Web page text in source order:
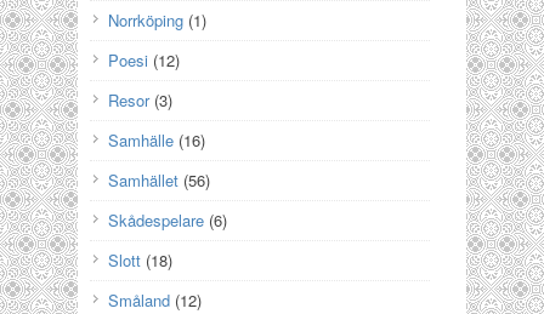
Norrköping (1)
Poesi (12)
Resor(3)
Samhälle (16)
Samhället (56)
Skådespelare (6)
Slott (18)
Småland (12)